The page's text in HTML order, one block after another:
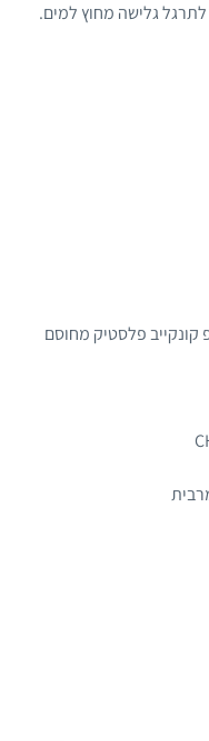
גלישה מחוץ למים.
קונקייב פלסטיק מחוסם